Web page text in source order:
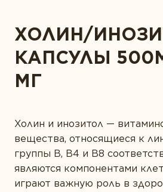
Иммунитет
Красота
Мужское здоровье
Поддержка здоровья
Правильное
Спорт и фитнес
ХОЛИН/
КАПСУЛЫ
МГ
Холин и инозитол —
вещества, относящиеся к
группы В, В4 и В8
являются компонентами
играют важную роль в